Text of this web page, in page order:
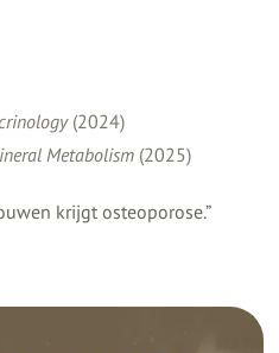
(2024)
Metabolism (2025)
krijgt osteoporose.”